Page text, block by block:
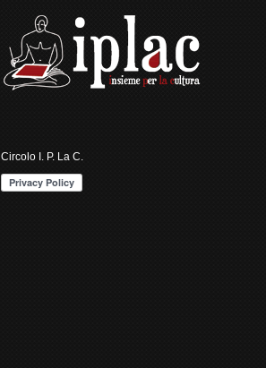
Circolo I. P. La C.